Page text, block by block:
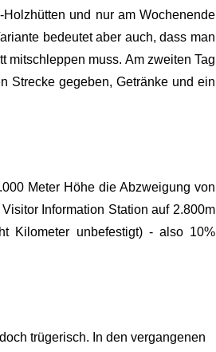
und nur am Wochenende
bedeutet aber auch, dass man
mitschleppen muss. Am zweiten Tag
Strecke gegeben, Getränke und ein
Meter Höhe die Abzweigung von
Information Station auf 2.800m
Kilometer unbefestigt) - also 10%
trügerisch. In den vergangenen